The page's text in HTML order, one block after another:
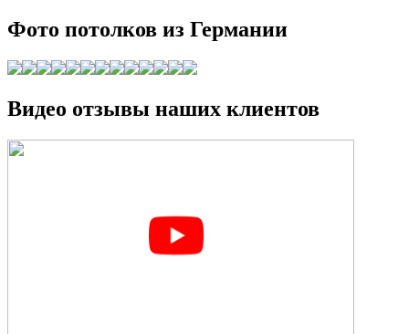
Фото потолков из Германии
Видео отзывы наших клиентов